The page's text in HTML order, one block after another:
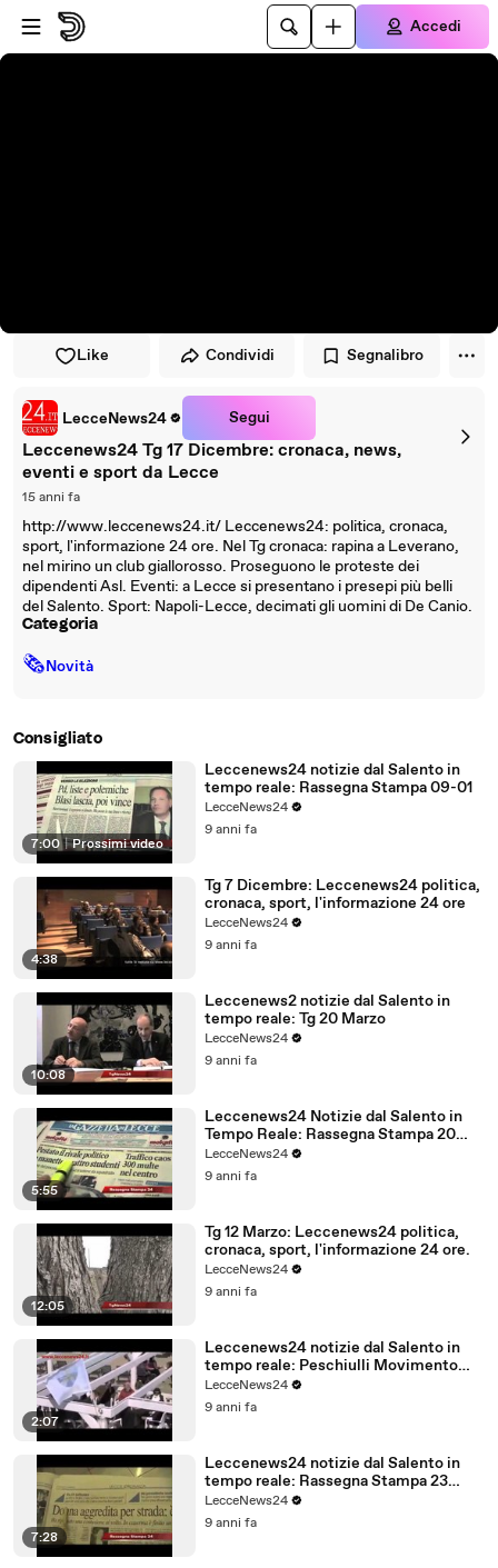
Vai al lettore
Passa al contenuto principale
Accedi
Like Condividi Segnalibro
LecceNews24 Segui
Leccenews24 Tg 17 Dicembre: cronaca, news,
eventi e sport da Lecce
15 anni fa
http://www.leccenews24.it/ Leccenews24: politica, cronaca,
sport, l'informazione 24 ore. Nel Tg cronaca: rapina a Leverano,
nel mirino un club giallorosso. Proseguono le proteste dei
dipendenti Asl. Eventi: a Lecce si presentano i presepi più belli
del Salento. Sport: Napoli-Lecce, decimati gli uomini di De Canio.
Categoria
🗞Novità
Consigliato
7:00 | Prossimi video
Leccenews24 notizie dal Salento in
tempo reale: Rassegna Stampa 09-01
LecceNews24
9 anni fa
4:38
Tg 7 Dicembre: Leccenews24 politica,
cronaca, sport, l'informazione 24 ore
LecceNews24
9 anni fa
10:08
Leccenews2 notizie dal Salento in
tempo reale: Tg 20 Marzo
LecceNews24
9 anni fa
5:55
Leccenews24 Notizie dal Salento in
Tempo Reale: Rassegna Stampa 20
Marzo
LecceNews24
9 anni fa
12:05
Tg 12 Marzo: Leccenews24 politica,
cronaca, sport, l'informazione 24 ore.
LecceNews24
9 anni fa
2:07
Leccenews24 notizie dal Salento in
tempo reale: Peschiulli Movimento
Regione Salento
LecceNews24
9 anni fa
7:28
Leccenews24 notizie dal Salento in
tempo reale: Rassegna Stampa 23
Febbraio
LecceNews24
9 anni fa